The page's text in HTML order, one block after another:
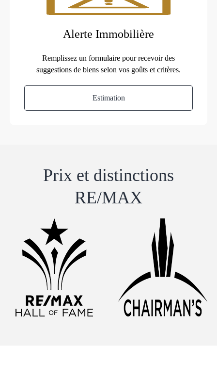
Alerte Immobilière
Remplissez un formulaire pour recevoir des
suggestions de biens selon vos goûts et critères.
Estimation
Prix ​​et distinctions
RE/MAX